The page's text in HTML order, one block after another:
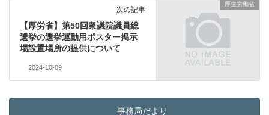
厚生労働省
次の記事
【厚労省】第50回衆議院議員総
選挙の選挙運動用ポスター掲示
場設置場所の提供について
2024-10-09
事務局だより